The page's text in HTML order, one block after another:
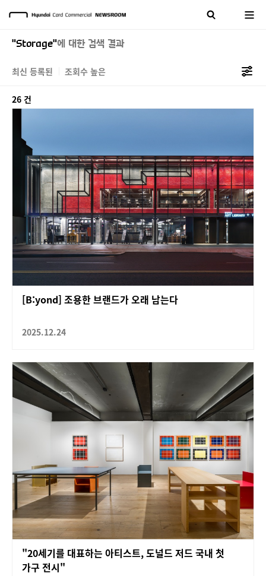
"Storage"에 대한 검색 결과
최신 등록된 조회수 높은
26 건
[B:yond] 조용한 브랜드가 오래 남는다
2025.12.24
"20세기를 대표하는 아티스트, 도널드 저드 국내 첫
가구 전시"